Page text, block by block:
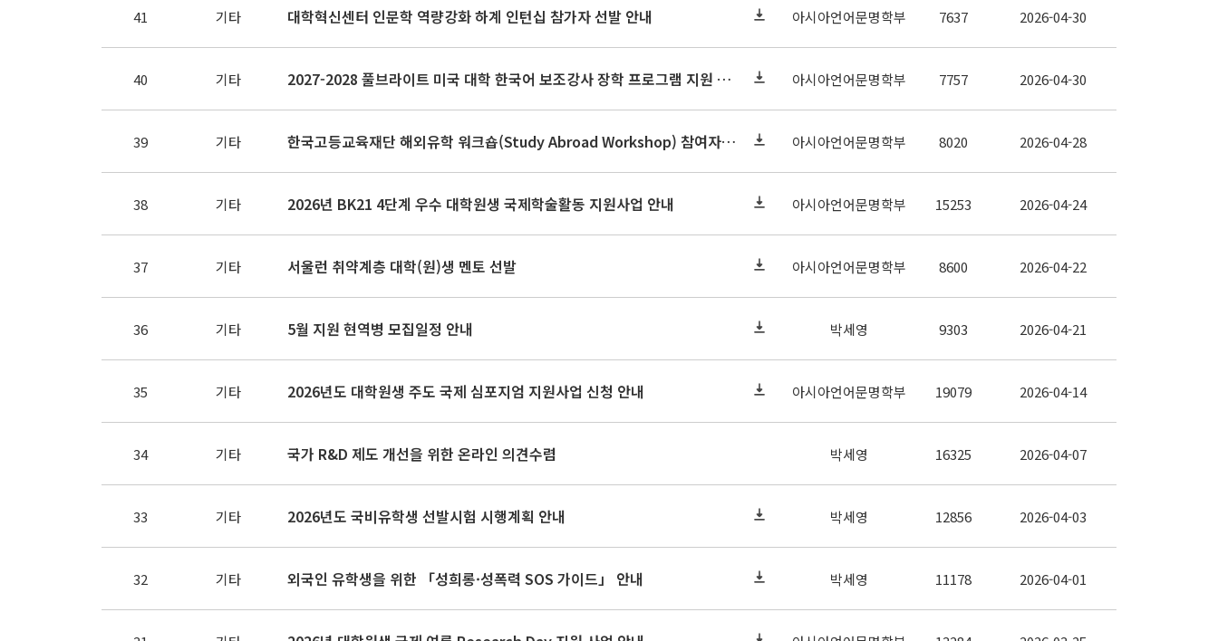
41 기타 대학혁신센터 인문학 역량강화 하계 인턴십 참가자 선발 안내 아시아언어문명학부 7637 2026-04-30
40 기타 2027-2028 풀브라이트 미국 대학 한국어 보조강사 장학 프로그램 지원 안내 아시아언어문명학부 7757 2026-04-30
39 기타 한국고등교육재단 해외유학 워크숍(Study Abroad Workshop) 참여자 모집 안내 아시아언어문명학부 8020 2026-04-28
38 기타 2026년 BK21 4단계 우수 대학원생 국제학술활동 지원사업 안내 아시아언어문명학부 15253 2026-04-24
37 기타 서울런 취약계층 대학(원)생 멘토 선발 아시아언어문명학부 8600 2026-04-22
36 기타 5월 지원 현역병 모집일정 안내 박세영 9303 2026-04-21
35 기타 2026년도 대학원생 주도 국제 심포지엄 지원사업 신청 안내 아시아언어문명학부 19079 2026-04-14
34 기타 국가 R&D 제도 개선을 위한 온라인 의견수렴 박세영 16325 2026-04-07
33 기타 2026년도 국비유학생 선발시험 시행계획 안내 박세영 12856 2026-04-03
32 기타 외국인 유학생을 위한 「성희롱·성폭력 SOS 가이드」 안내 박세영 11178 2026-04-01